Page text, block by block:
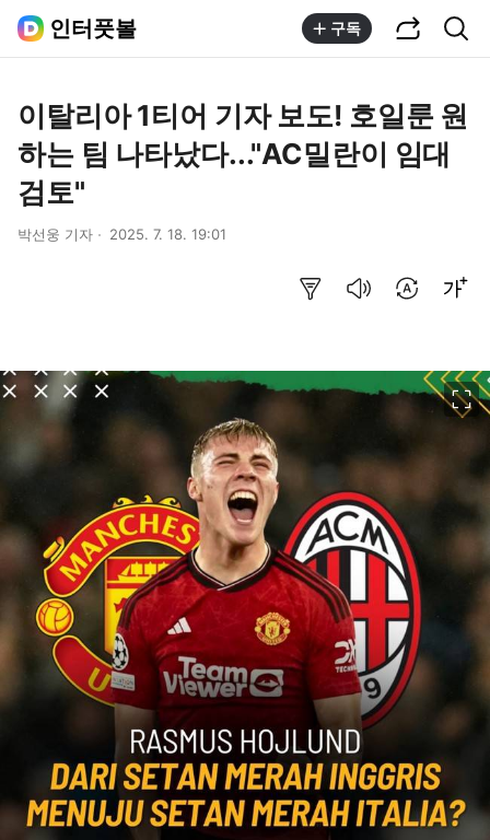
인터풋볼 구독
이탈리아 1티어 기자 보도! 호일룬 원
하는 팀 나타났다..."AC밀란이 임대
검토"
박선웅 기자 2025. 7. 18. 19:01